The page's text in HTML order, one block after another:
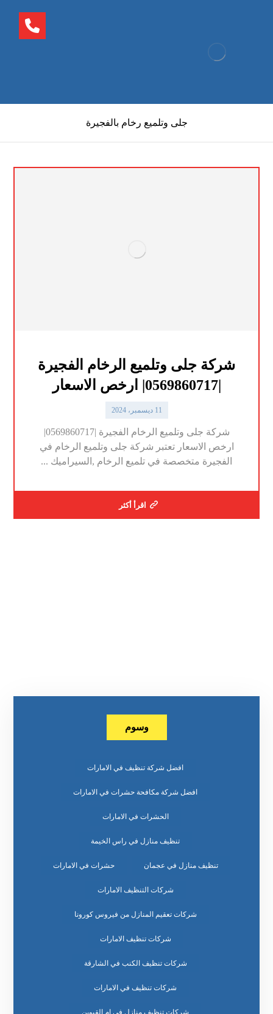
جلى وتلميع رخام بالفجيرة
شركة جلى وتلميع الرخام الفجيرة
|0569860717| ارخص الاسعار
11 ديسمبر، 2024
شركة جلى وتلميع الرخام الفجيرة |0569860717|
ارخص الاسعار تعتبر شركة جلى وتلميع الرخام في
الفجيرة متخصصة في تلميع الرخام ,السيراميك ...
اقرأ أكثر
وسوم
افضل شركة تنظيف في الامارات
افضل شركة مكافحة حشرات في الامارات
الحشرات في الامارات
تنظيف منازل في راس الخيمة
تنظيف منازل في عجمان حشرات في الامارات
شركات التنظيف الامارات
شركات تعقيم المنازل من فيروس كورونا
شركات تنظيف الامارات
شركات تنظيف الكنب في الشارقة
شركات تنظيف في الامارات
شركات تنظيف منازل في ام القيوين